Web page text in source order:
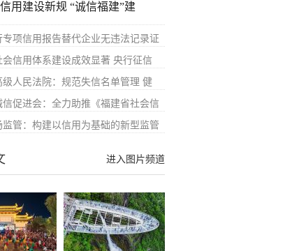
用建设新规 “诚信福建”建
专项信用报告替代企业无违法记录证
会信用体系建设成效显著 央行征信
级人民法院：规范失信名单管理 健
信促进会：全力助推《福建省社会信
监管：构建以信用为基础的新型监管
进入图片频道